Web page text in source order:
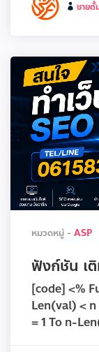
ชายตั้
หมวดหมู่ - ASP
ฟังก์ชัน เ
[code] <%
Len(val)
= 1 To n-